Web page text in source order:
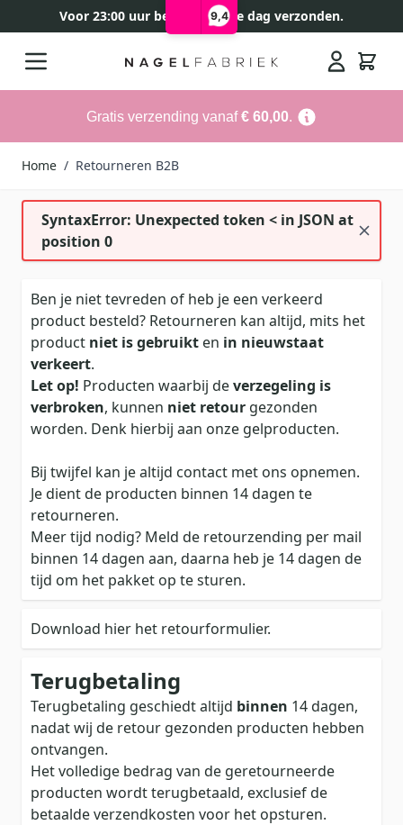
9,4
Voor 23:00 uur besteld, zelfde dag verzonden.
Gratis verzending vanaf€ 60,00.
Home / Retourneren B2B
SyntaxError: Unexpected token < in JSON at
position 0
Ben je niet tevreden of heb je een verkeerd
product besteld? Retourneren kan altijd, mits het
product niet is gebruikt en in nieuwstaat
verkeert.
Let op! Producten waarbij deverzegeling is
verbroken, kunnen niet retour gezonden
worden. Denk hierbij aan onze gelproducten.
Bij twijfel kan je altijd contact met ons opnemen.
Je dient de producten binnen 14 dagen te
retourneren.
Meer tijd nodig? Meld de retourzending per mail
binnen 14 dagen aan, daarna heb je 14 dagen de
tijd om het pakket op te sturen.
Download hier het retourformulier.
Terugbetaling
Terugbetaling geschiedt altijd binnen 14 dagen,
nadat wij de retour gezonden producten hebben
ontvangen.
Het volledige bedrag van de geretourneerde
producten wordt terugbetaald, exclusief de
betaalde verzendkosten voor het opsturen.